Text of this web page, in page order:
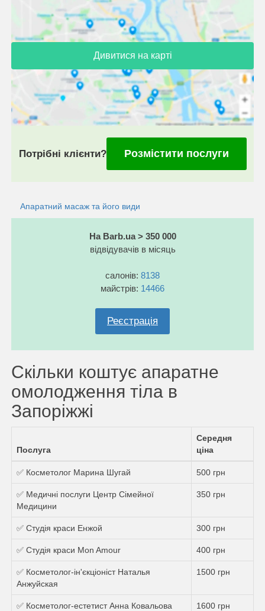
Дивитися на карті
Потрібні клієнти? Розмістити послуги
Апаратний масаж та його види
На Barb.ua > 350 000
відвідувачів в місяць
салонів: 8138
майстрів: 14466
Реєстрація
Скільки коштує апаратне
омолодження тіла в
Запоріжжі
Послуга
Середня
ціна
✅ Косметолог Марина Шугай 500 грн
✅ Медичні послуги Центр Сімейної
Медицини
350 грн
✅ Студія краси Енжой 300 грн
✅ Студія краси Mon Amour 400 грн
✅ Косметолог-ін'єкціоніст Наталья
Анжуйская
1500 грн
✅ Косметолог-естетист Анна Ковальова 1600 грн